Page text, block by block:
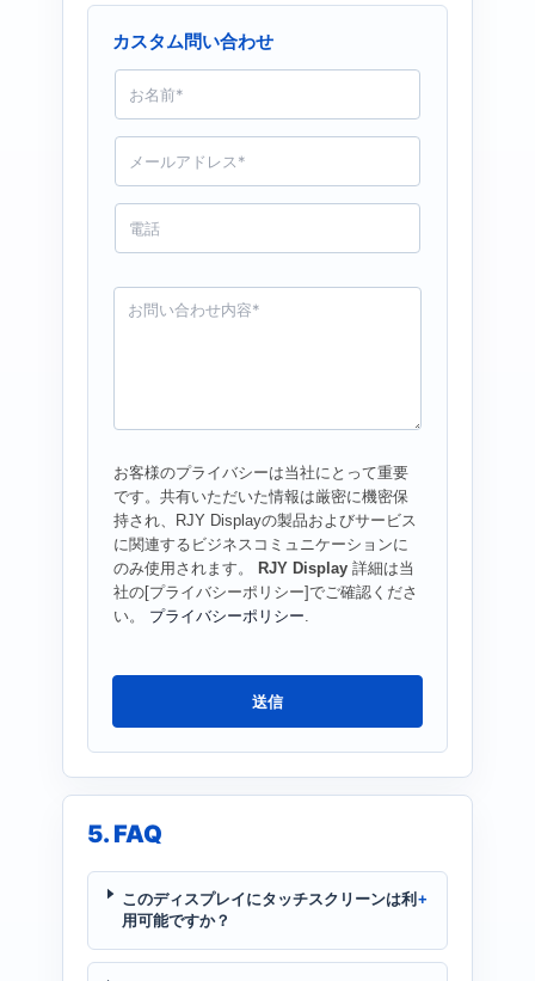
カスタム問い合わせ
名
*
メ
ル
*
電
お
お客様のプライバシーは当社にとって重要
です。共有いただいた情報は厳密に機密保
持され、RJY Displayの製品およびサービス
に関連するビジネスコミュニケーションに
のみ使用されます。
RJY Display 詳細は当
社の[プライバシーポリシー]でご確認くださ
い。 プライバシーポリシー.
送信
5. FAQ
このディスプレイにタッチスクリーンは利
用可能ですか？